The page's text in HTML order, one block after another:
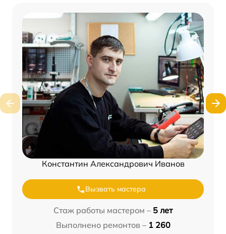
Константин Александрович Иванов
Вызвать мастера
Стаж работы мастером – 5 лет
Выполнено ремонтов – 1 260